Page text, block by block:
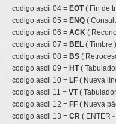
codigo ascii 04 = EOT( Fin de
codigo ascii 05 = ENQ (
codigo ascii 06 = ACK (
codigo ascii 07 = BEL ( Timbre )
codigo ascii 08 = BS (
codigo ascii 09 = HT(
codigo ascii 10 = LF ( Nueva
codigo ascii 11 = VT(
codigo ascii 12 = FF ( Nueva
codigo ascii 13 = CR ( ENTER